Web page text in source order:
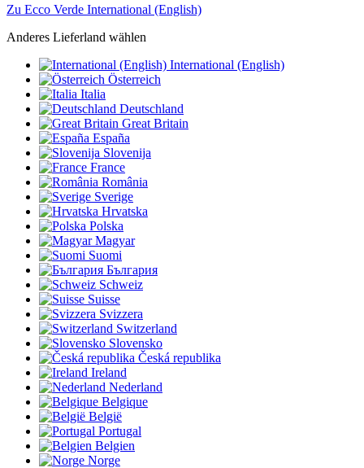
Zu Ecco Verde International (English)
Anderes Lieferland wählen
International (English)
Österreich
Italia
Deutschland
Great Britain
España
Slovenija
France
România
Sverige
Hrvatska
Polska
Magyar
Suomi
България
Schweiz
Suisse
Svizzera
Switzerland
Slovensko
Česká republika
Ireland
Nederland
Belgique
België
Portugal
Belgien
Norge